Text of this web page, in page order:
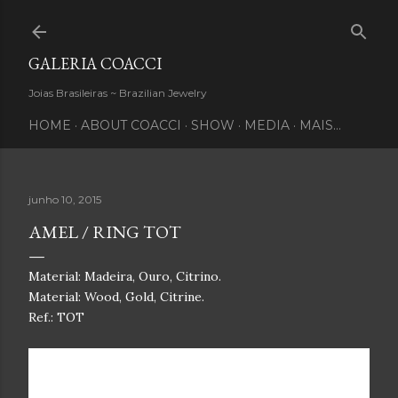
GALERIA COACCI
Joias Brasileiras ~ Brazilian Jewelry
HOME ABOUT COACCI SHOW MEDIA MAIS…
junho 10, 2015
AMEL / RING TOT
Material: Madeira, Ouro, Citrino.
Material: Wood, Gold, Citrine.
Ref.: TOT